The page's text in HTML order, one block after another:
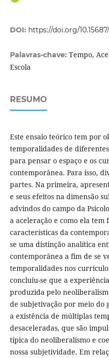
DOI: https://doi.org/
Palavras-chave: Tempo,
Escola
RESUMO
Este ensaio teórico tem por
temporalidades de
para pensar o espaço e os
contemporânea. Para isso,
partes. Na primeira,
e seus efeitos na dimensão
advindos do campo da
a aceleração e como ela
características da
se uma distinção analítica
contemporânea a fim de se
temporalidades nos
concluiu-se que a
produzida pelo
de subjetivação por meio do
a existência de múltiplas
desaceleradas, que são
típica do neoliberalismo e
nossa subjetividade. Em